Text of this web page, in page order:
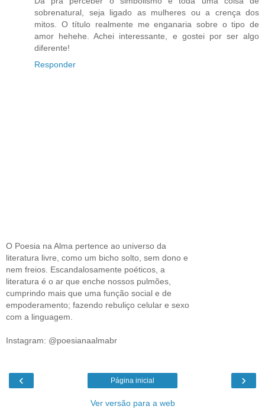
sobrenatural, seja ligado as mulheres ou a crença dos
mitos. O título realmente me enganaria sobre o tipo de
amor hehehe. Achei interessante, e gostei por ser algo
diferente!
Responder
O Poesia na Alma pertence ao universo da
literatura livre, como um bicho solto, sem dono e
nem freios. Escandalosamente poéticos, a
literatura é o ar que enche nossos pulmões,
cumprindo mais que uma função social e de
empoderamento; fazendo rebuliço celular e sexo
com a linguagem.
Instagram: @poesianaalmabr
‹ ›
Página inicial
Ver versão para a web